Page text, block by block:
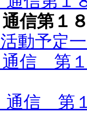
通信第１
動予定
通信 第
通信 第